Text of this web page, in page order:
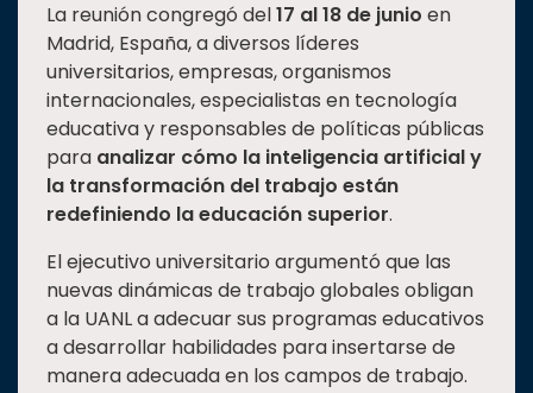
La reunión congregó del17 al 18 de junio en
Madrid, España, a diversos líderes
universitarios, empresas, organismos
internacionales, especialistas en tecnología
educativa y responsables de políticas públicas
para analizar cómo la inteligencia artificial y
la transformación del trabajo están
redefiniendo la educación superior.
El ejecutivo universitario argumentó que las
nuevas dinámicas de trabajo globales obligan
a la UANL a adecuar sus programas educativos
a desarrollar habilidades para insertarse de
manera adecuada en los campos de trabajo.